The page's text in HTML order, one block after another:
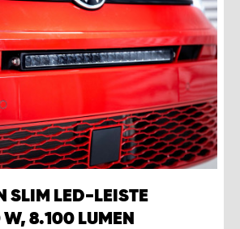
SLIM LED-LEISTE
8.100 LUMEN